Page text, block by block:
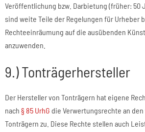
Veröffentlichung bzw. Darbietung (früher: 50
sind weite Teile der Regelungen für Urheber
Rechteeinräumung auf die ausübenden
anzuwenden.
9.) Tonträgerhersteller
Der Hersteller von Tonträgern hat eigene
nach § 85 UrhG die Verwertungsrechte an
Tonträgern zu. Diese Rechte stellen auch